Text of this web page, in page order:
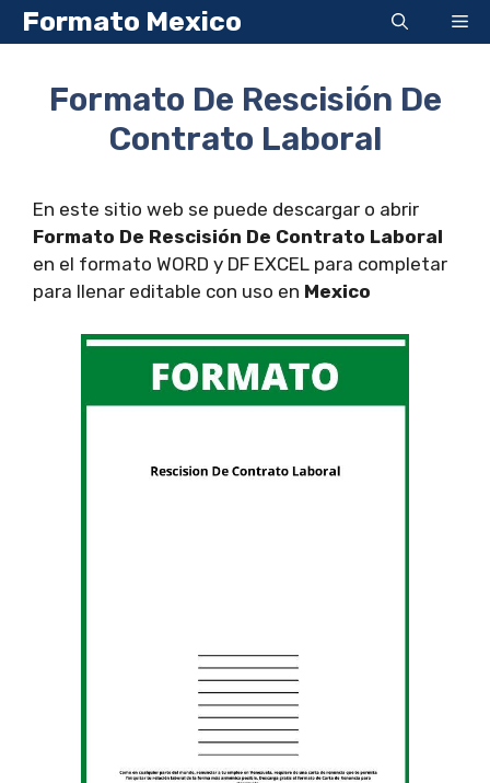
Saltar
al
Formato Mexico
Formato De Rescisión De
Contrato Laboral
En este sitio web se puede descargar o abrir
Formato De Rescisión De Contrato Laboral
en el formato WORD y DF EXCEL para completar
para llenar editable con uso en Mexico